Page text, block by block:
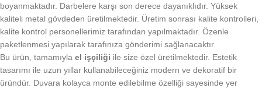
boyanmaktadır. Darbelere karşı son derece dayanıklıdır. Yüksek
kaliteli metal gövdeden üretilmektedir. Üretim sonrası kalite kontrolleri,
kalite kontrol personellerimiz tarafından yapılmaktadır. Özenle
paketlenmesi yapılarak tarafınıza gönderimi sağlanacaktır.
Bu ürün, tamamıyla el işçiliği ile size özel üretilmektedir. Estetik
tasarımı ile uzun yıllar kullanabileceğiniz modern ve dekoratif bir
üründür. Duvara kolayca monte edilebilme özelliği sayesinde yer